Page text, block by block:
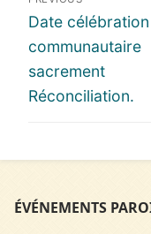
de
l’article
Previous
post:
Date célébration
communautaire
sacrement
Réconciliation.
ÉVÉNEMENTS